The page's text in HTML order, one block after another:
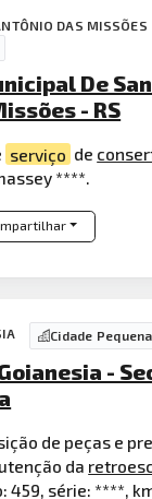
DAS MISSÕES
De
- RS
serviço de
****.
Cidade Pequena
-
de peças e
da
459, série: ****,